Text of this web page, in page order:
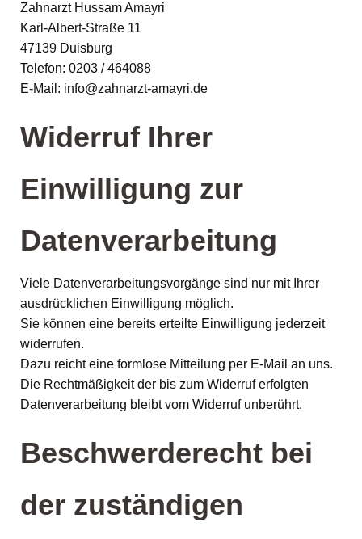
Zahnarzt Hussam Amayri
Karl-Albert-Straße 11
47139 Duisburg
Telefon: 0203 / 464088
E-Mail: info@zahnarzt-amayri.de
Widerruf Ihrer
Einwilligung zur
Datenverarbeitung
Viele Datenverarbeitungsvorgänge sind nur mit Ihrer
ausdrücklichen Einwilligung möglich.
Sie können eine bereits erteilte Einwilligung jederzeit
widerrufen.
Dazu reicht eine formlose Mitteilung per E-Mail an uns.
Die Rechtmäßigkeit der bis zum Widerruf erfolgten
Datenverarbeitung bleibt vom Widerruf unberührt.
Beschwerderecht bei
der zuständigen